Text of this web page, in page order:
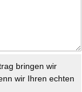
bringen wir
wir Ihren echten